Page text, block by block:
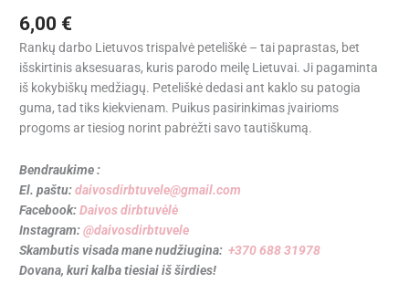
6,00 €
Rankų darbo Lietuvos trispalvė peteliškė – tai paprastas, bet
išskirtinis aksesuaras, kuris parodo meilę Lietuvai. Ji pagaminta
iš kokybiškų medžiagų. Peteliškė dedasi ant kaklo su patogia
guma, tad tiks kiekvienam. Puikus pasirinkimas įvairioms
progoms ar tiesiog norint pabrėžti savo tautiškumą.
Bendraukime :
El. paštu:daivosdirbtuvele@gmail.com
Facebook:Daivos dirbtuvėlė
Instagram:@daivosdirbtuvele
Skambutis visada mane nudžiugina:+370 688 31978
Dovana, kuri kalba tiesiai iš širdies!